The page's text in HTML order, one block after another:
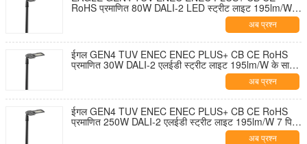
RoHS प्रमाणित 80W DALI-2 LED स्ट्रीट लाइट 195lm/W 7
पिन NEMA सॉकेट शॉर्टिंग कैप और 10KV SPD के साथ टूल-फ्री
अब प्रश्न
ईगल GEN4 TUV ENEC ENEC PLUS+ CB CE RoHS
प्रमाणित 30W DALI-2 एलईडी स्ट्रीट लाइट 195lm/W के साथ
7 पिन NEMA सॉकेट शॉर्टिंग कैप और 10KV एसपीडी टूल-फ्री
अब प्रश्न
ईगल GEN4 TUV ENEC ENEC PLUS+ CB CE RoHS
प्रमाणित 250W DALI-2 एलईडी स्ट्रीट लाइट 195lm/W 7 पिन
NEMA सॉकेट शॉर्टिंग कैप और 10KV SPD के साथ टूल-फ्री
अब प्रश्न